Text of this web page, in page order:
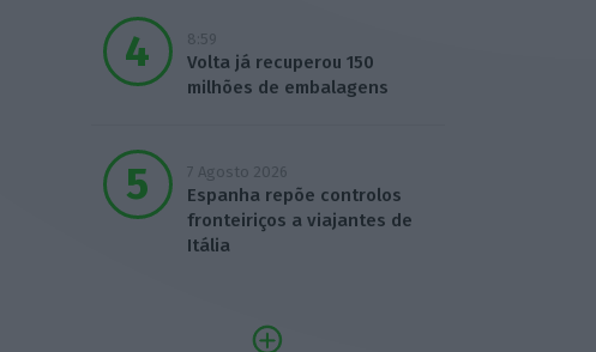
8:59
Volta já recuperou 150
milhões de embalagens
7 Agosto 2026
Espanha repõe controlos
fronteiriços a viajantes de
Itália